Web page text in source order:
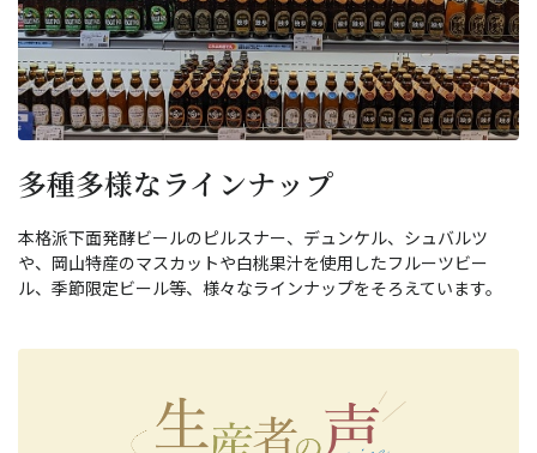
多種多様なラインナップ
本格派下面発酵ビールのピルスナー、デュンケル、シュバルツ
や、岡山特産のマスカットや白桃果汁を使用したフルーツビー
ル、季節限定ビール等、様々なラインナップをそろえています。